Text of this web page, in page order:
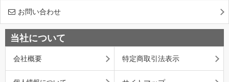
お問い合わせ
当社について
会社概要 特定商取引法表示